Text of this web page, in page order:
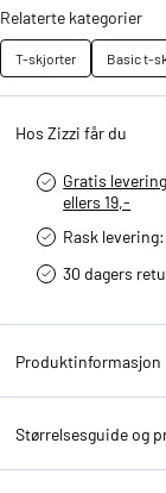
Relaterte kategorier
T-skjorter Basic t-
Hos Zizzi får du
Gratis
ellers 19,-
Rask
30 dagers
Produktinformasjon
Størrelsesguide og